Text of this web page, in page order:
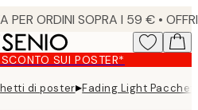
SUI POSTER*
di poster▸Fading Light